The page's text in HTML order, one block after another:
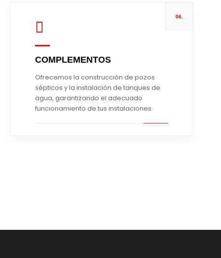
COMPLEMENTOS
Ofrecemos la construcción de pozos
sépticos y la instalación de tanques de
agua, garantizando el adecuado
funcionamiento de tus instalaciones.
06.